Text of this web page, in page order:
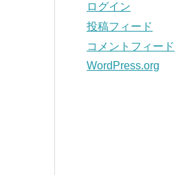
ログイン
投稿フィード
コメントフィード
WordPress.org